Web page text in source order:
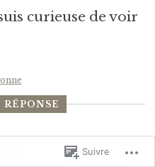
curieuse de voir
RÉPONSE
Suivre